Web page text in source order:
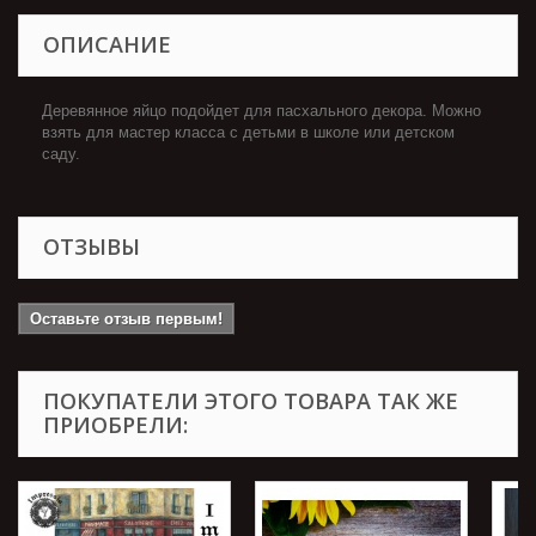
ОПИСАНИЕ
Деревянное яйцо подойдет для пасхального декора. Можно
взять для мастер класса с детьми в школе или детском
саду.
ОТЗЫВЫ
Оставьте отзыв первым!
ПОКУПАТЕЛИ ЭТОГО ТОВАРА ТАК ЖЕ
ПРИОБРЕЛИ: